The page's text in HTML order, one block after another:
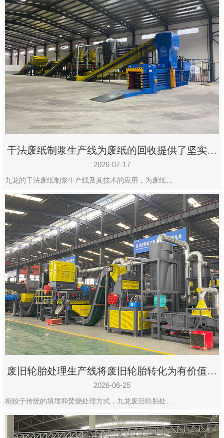
公
司
豫
ICP
备
19020390
号-1
干法废纸制浆生产线为废纸的回收提供了坚实的
保障
2026-07-17
九龙的干法废纸制浆生产线及其技术的应用，为废纸…
废旧轮胎处理生产线将废旧轮胎转化为有价值的
资源
2026-06-25
相较于传统的填埋和焚烧处理方式，九龙废旧轮胎处…